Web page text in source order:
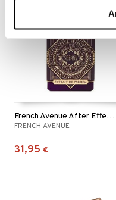
French Avenue After Effect - Extrait de parfum
FRENCH AVENUE
31,95 €